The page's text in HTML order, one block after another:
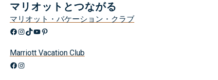
マリオットとつながる
マリオット・バケーション・クラブ
Facebook
Instagram
TikTok
YouTube
Pinterest
Marriott Vacation Club
Facebook
Instagram